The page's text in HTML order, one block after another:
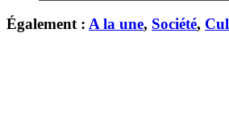
Également : A la une, Société,